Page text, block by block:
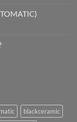
blackceramic